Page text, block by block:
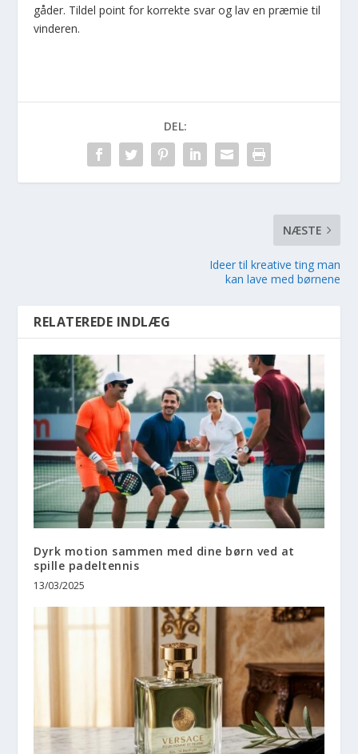
gåder. Tildel point for korrekte svar og lav en præmie til
vinderen.
DEL:
NÆSTE
Ideer til kreative ting man
kan lave med børnene
RELATEREDE INDLÆG
Dyrk motion sammen med dine børn ved at
spille padeltennis
13/03/2025